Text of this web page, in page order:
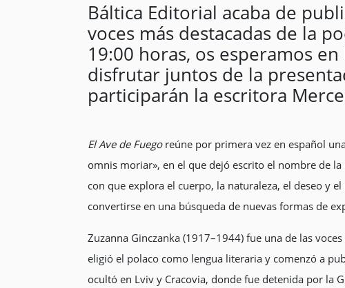
Báltica Editorial acaba de
voces más destacadas de la
19:00 horas, os esperamos
disfrutar juntos de la
participarán la escritora
El Ave de Fuegoreúne por primera vez en español
omnis moriar», en el que dejó escrito el nombre de
con que explora el cuerpo, la naturaleza, el deseo y
convertirse en una búsqueda de nuevas formas de
Zuzanna Ginczanka (1917–1944) fue una de las
eligió el polaco como lengua literaria y comenzó a
ocultó en Lviv y Cracovia, donde fue detenida por la